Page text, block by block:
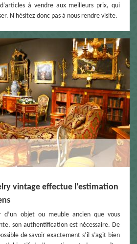
à vendre aux meilleurs prix, qui
N'hésitez donc pas à nous rendre visite.
vintage effectue l’estimation
d’un objet ou meuble ancien que vous
son authentification est nécessaire. De
de savoir exactement s’il s’agit bien